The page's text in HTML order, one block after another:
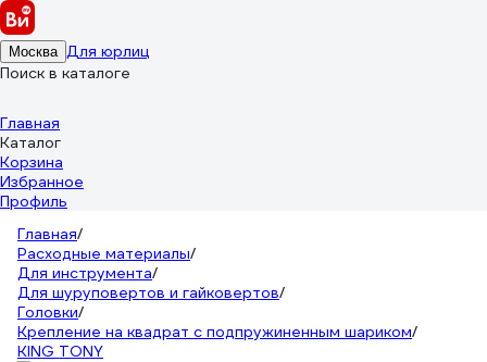
Москва Для юрлиц
Поиск в каталоге
Главная
Каталог
Корзина
Избранное
Профиль
Главная/
Расходные материалы/
Для инструмента/
Для шуруповертов и гайковертов/
Головки/
Крепление на квадрат с подпружиненным шариком/
KING TONY